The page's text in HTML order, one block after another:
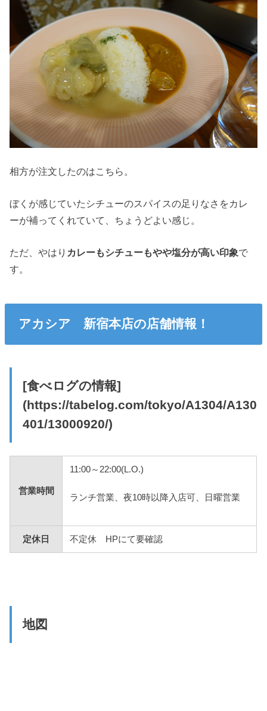
相方が注文したのはこちら。
ぼくが感じていたシチューのスパイスの足りなさをカレ
ーが補ってくれていて、ちょうどよい感じ。
ただ、やはり カレーもシチューもやや塩分が高い印象で
す。
アカシア 新宿本店の店舗情報！
[食べログの情報]
(https://tabelog.com/tokyo/A1304/A130
401/13000920/)
営業時間
11:00～22:00(L.O.)
ランチ営業、夜10時以降入店可、日曜営業
定休日 不定休 HPにて要確認
地図